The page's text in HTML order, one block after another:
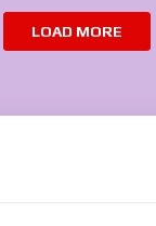
LOAD MORE